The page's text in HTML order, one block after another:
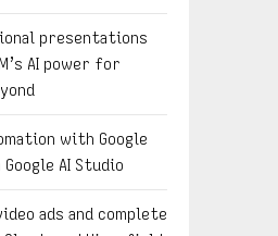
presentations
AI power for
with Google
AI Studio
ads and complete